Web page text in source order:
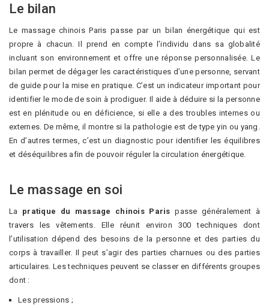
Le bilan
Le massage chinois Paris passe par un bilan énergétique qui est
propre à chacun. Il prend en compte l’individu dans sa globalité
incluant son environnement et offre une réponse personnalisée. Le
bilan permet de dégager les caractéristiques d’une personne, servant
de guide pour la mise en pratique. C’est un indicateur important pour
identifier le mode de soin à prodiguer. Il aide à déduire si la personne
est en plénitude ou en déficience, si elle a des troubles internes ou
externes. De même, il montre si la pathologie est de type yin ou yang.
En d’autres termes, c’est un diagnostic pour identifier les équilibres
et déséquilibres afin de pouvoir réguler la circulation énergétique.
Le massage en soi
La pratique du massage chinois Paris passe généralement à
travers les vêtements. Elle réunit environ 300 techniques dont
l’utilisation dépend des besoins de la personne et des parties du
corps à travailler. Il peut s’agir des parties charnues ou des parties
articulaires. Les techniques peuvent se classer en différents groupes
dont :
Les pressions ;